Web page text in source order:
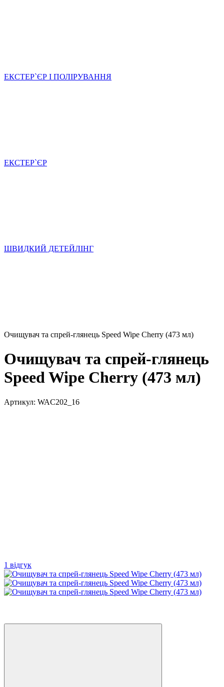
ЕКСТЕР`ЄР І ПОЛІРУВАННЯ
ЕКСТЕР`ЄР
ШВИДКИЙ ДЕТЕЙЛІНГ
Очищувач та спрей-глянець Speed Wipe Cherry (473 мл)
Очищувач та спрей-глянець
Speed Wipe Cherry (473 мл)
Артикул: WAC202_16
1 відгук